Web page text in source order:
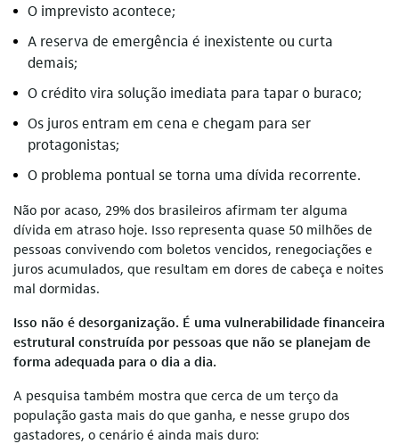
O imprevisto acontece;
A reserva de emergência é inexistente ou curta
demais;
O crédito vira solução imediata para tapar o buraco;
Os juros entram em cena e chegam para ser
protagonistas;
O problema pontual se torna uma dívida recorrente.
Não por acaso, 29% dos brasileiros afirmam ter alguma
dívida em atraso hoje. Isso representa quase 50 milhões de
pessoas convivendo com boletos vencidos, renegociações e
juros acumulados, que resultam em dores de cabeça e noites
mal dormidas.
Isso não é desorganização. É uma vulnerabilidade financeira
estrutural construída por pessoas que não se planejam de
forma adequada para o dia a dia.
A pesquisa também mostra que cerca de um terço da
população gasta mais do que ganha, e nesse grupo dos
gastadores, o cenário é ainda mais duro: